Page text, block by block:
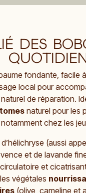
DES
fondante, facile
local pour
de réparation.
naturel pour les
chez les
(aussi
et de lavande
et
végétales
(olive, cameline et